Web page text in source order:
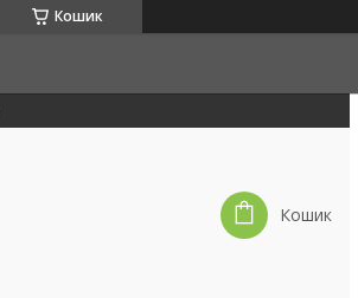
Кошик
Кошик